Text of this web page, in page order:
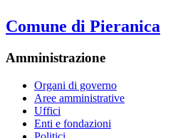
Comune di Pieranica
Amministrazione
Organi di governo
Aree amministrative
Uffici
Enti e fondazioni